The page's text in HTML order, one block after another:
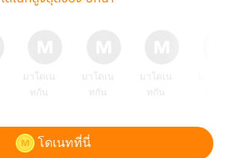
มาโดเน
ทกัน
มาโดเน
ทกัน
มาโดเน
ทกัน
โดเนทที่นี่